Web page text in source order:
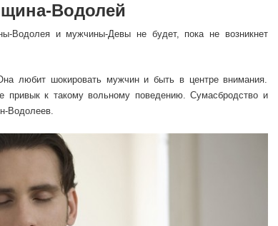
Водолей
Водолея и мужчины-Девы не будет, пока не возникнет
любит шокировать мужчин и быть в центре внимания.
привык к такому вольному поведению. Сумасбродство и
Водолеев.